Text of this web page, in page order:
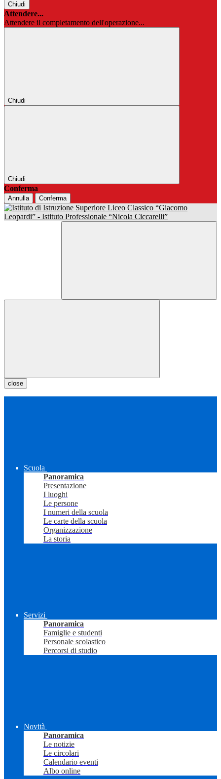
Chiudi
Attendere...
Attendere il completamento dell'operazione...
Chiudi
Chiudi
Conferma
Annulla Conferma
close
Scuola
Panoramica
Presentazione
I luoghi
Le persone
I numeri della scuola
Le carte della scuola
Organizzazione
La storia
Servizi
Panoramica
Famiglie e studenti
Personale scolastico
Percorsi di studio
Novità
Panoramica
Le notizie
Le circolari
Calendario eventi
Albo online